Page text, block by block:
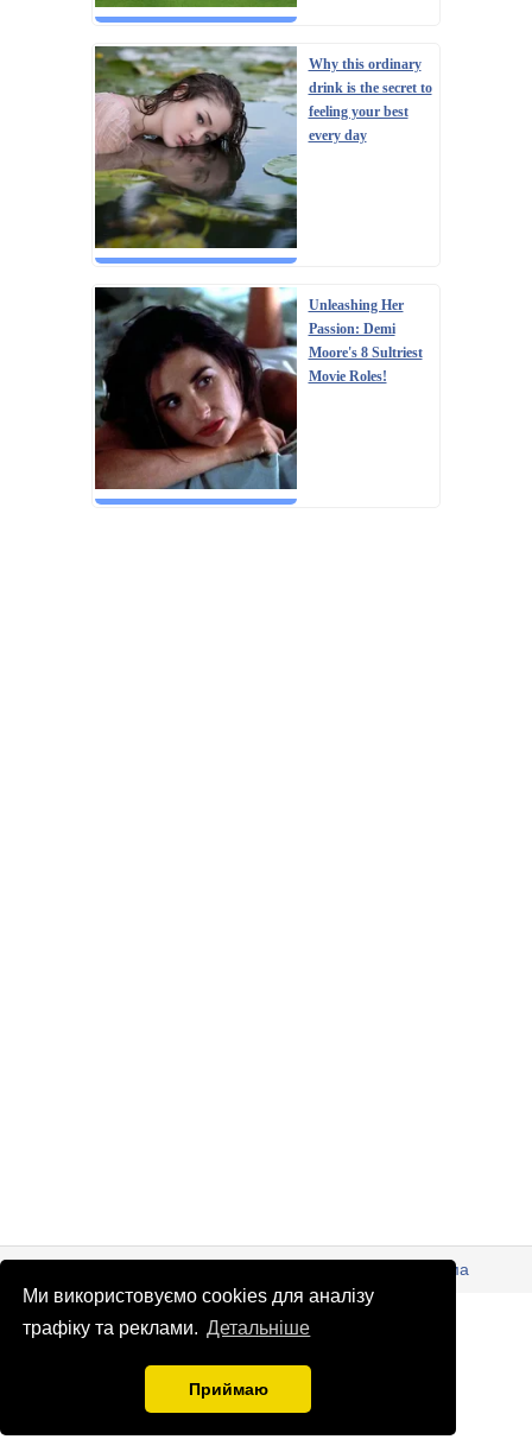
Ми використовуємо cookies для аналізу
трафіку та реклами. Детальніше
Приймаю
Why this ordinary
drink is the secret to
feeling your best
every day
Unleashing Her
Passion: Demi
Moore's 8 Sultriest
Movie Roles!
© Патріоти України 2026
Реклама
patrioty.org.ua